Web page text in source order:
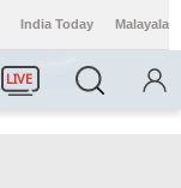
India Today Malayalam
LIVE